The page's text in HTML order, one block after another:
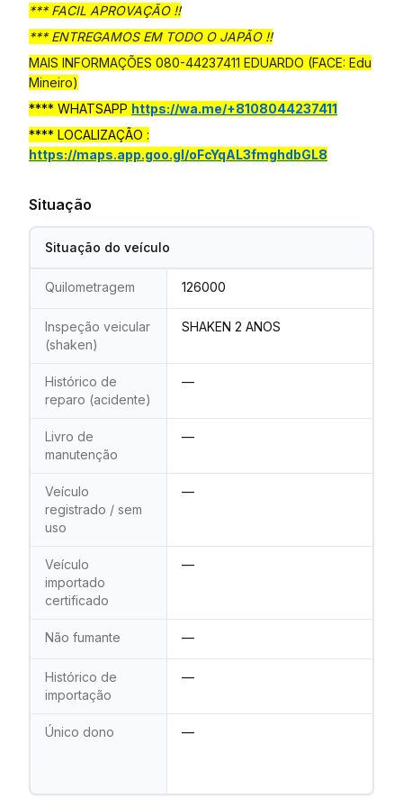
*** FACIL APROVAÇÃO !!
*** ENTREGAMOS EM TODO O JAPÃO !!
MAIS INFORMAÇÕES 080-44237411 EDUARDO (FACE: Edu
Mineiro)
**** WHATSAPP https://wa.me/+8108044237411
**** LOCALIZAÇÃO :
https://maps.app.goo.gl/oFcYqAL3fmghdbGL8
Situação
Situação do veículo
Quilometragem 126000
Inspeção veicular
(shaken)
SHAKEN 2 ANOS
Histórico de
reparo (acidente)
—
Livro de
manutenção
—
Veículo
registrado / sem
uso
—
Veículo
importado
certificado
—
Não fumante —
Histórico de
importação
—
Único dono —